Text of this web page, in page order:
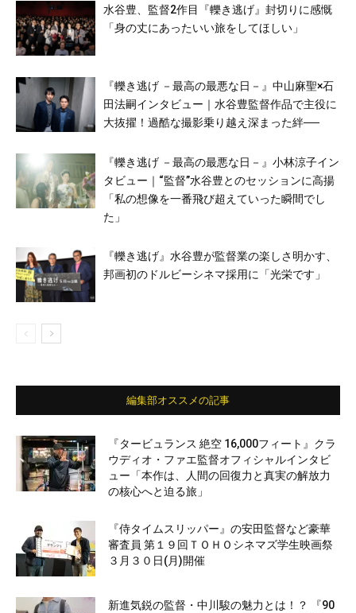
水谷豊、監督2作目『轢き逃げ』封切りに感慨
「身の丈にあったいい旅をしてほしい」
『轢き逃げ －最高の最悪な日－』中山麻聖×石
田法嗣インタビュー｜水谷豊監督作品で主役に
大抜擢！過酷な撮影乗り越え深まった絆──
『轢き逃げ －最高の最悪な日－』小林涼子イン
タビュー｜“監督”水谷豊とのセッションに高揚
「私の想像を一番飛び超えていった瞬間でし
た」
『轢き逃げ』水谷豊が監督業の楽しさ明かす、
邦画初のドルビーシネマ採用に「光栄です」
編集部オススメの記事
『タービュランス 絶空 16,000フィート』クラ
ウディオ・ファエ監督オフィシャルインタビ
ュー「本作は、人間の回復力と真実の解放力
の核心へと迫る旅」
『侍タイムスリッパー』の安田監督など豪華
審査員 第１９回ＴＯＨＯシネマズ学生映画祭
３月３０日(月)開催
新進気鋭の監督・中川駿の魅力とは！？ 『90